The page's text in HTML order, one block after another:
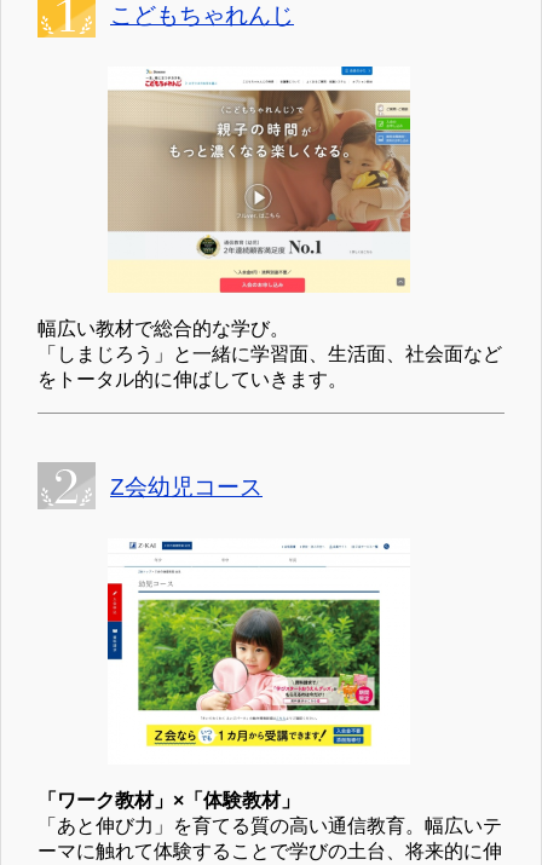
こどもちゃれんじ
幅広い教材で総合的な学び。
「しまじろう」と一緒に学習面、生活面、社会面など
をトータル的に伸ばしていきます。
Z会幼児コース
「ワーク教材」×「体験教材」
「あと伸び力」を育てる質の高い通信教育。幅広いテ
ーマに触れて体験することで学びの土台、将来的に伸